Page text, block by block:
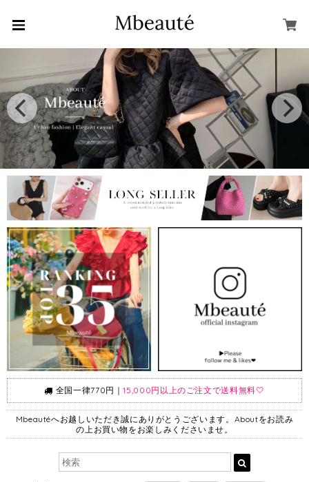
全国一律770円｜15,000円以上のご注文で送料無料🤍
Mbeautéへお越しいただき誠にありがとうございます。Aboutをお読み
の上お買い物をお楽しみくださいませ。